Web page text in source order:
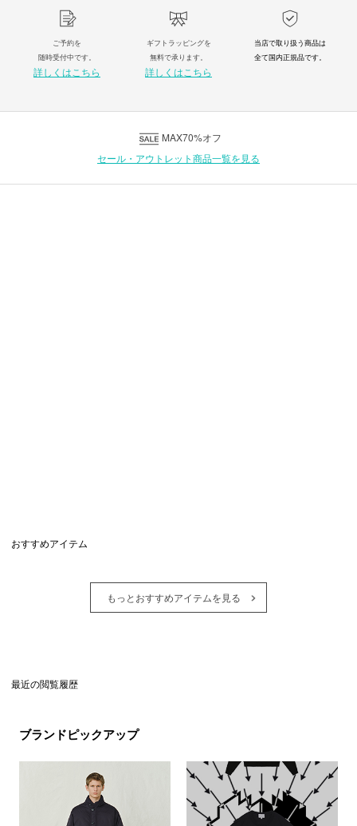
ご予約を
随時受付中です。
詳しくはこちら
ギフトラッピングを
無料で承ります。
詳しくはこちら
当店で取り扱う商品は
全て国内正規品です。
MAX70%オフ
セール・アウトレット商品一覧を見る
おすすめアイテム
もっとおすすめアイテムを見る
最近の閲覧履歴
ブランドピックアップ